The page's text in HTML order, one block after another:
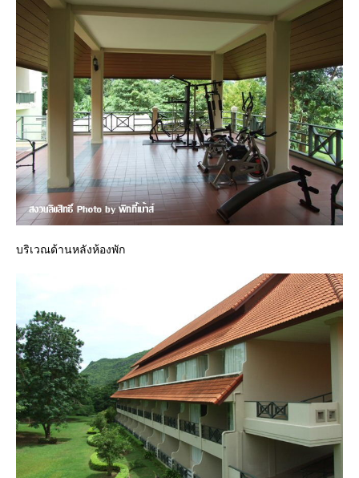
บริเวณด้านหลังห้องพัก